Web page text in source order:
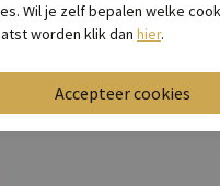
Wil je zelf bepalen welke
worden klik dan hier.